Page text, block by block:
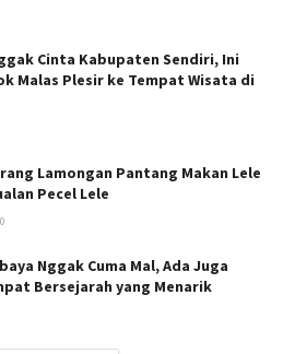
Cinta Kabupaten Sendiri, Ini
Malas Plesir ke Tempat Wisata di
Lamongan Pantang Makan Lele
Pecel Lele
Nggak Cuma Mal, Ada Juga
Bersejarah yang Menarik